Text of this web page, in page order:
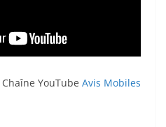
Chaîne YouTube Avis Mobiles